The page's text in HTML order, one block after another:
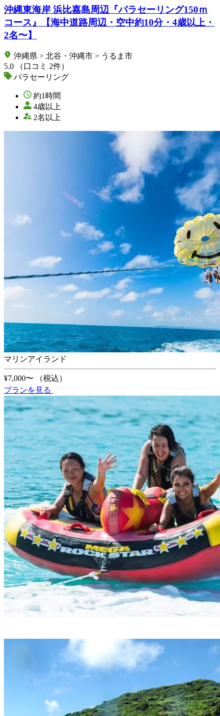
沖縄東海岸 浜比嘉島周辺『パラセーリング150ｍ
コース』【海中道路周辺・空中約10分・4歳以上・
2名〜】
沖縄県 > 北谷・沖縄市 > うるま市
5.0
（口コミ 2件）
パラセーリング
約1時間
4歳以上
2名以上
マリンアイランド
¥7,000〜
（税込）
プランを見る